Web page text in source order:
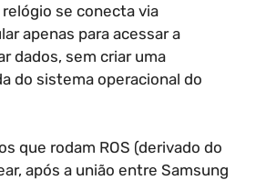
se conecta via
apenas para acessar a
dados, sem criar uma
do sistema operacional do
que rodam ROS (derivado do
após a união entre Samsung